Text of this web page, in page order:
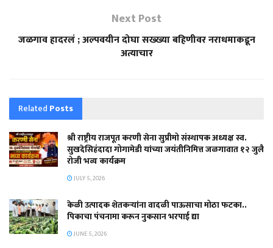
Next Post
जळगाव हादरलं ; अल्पवयीन दोघा सख्ख्या बहिणीवर नराधमाकडून
अत्याचार
Related Posts
श्री राष्ट्रीय राजपूत करणी सेना सुप्रीमो संस्थापक अध्यक्ष स्व.
सुखदेसिहंदादा गोगामेडी यांच्या जयंतीनिमित्त जळगावात १२ जुलै
रोजी भव्य कार्यक्रम
JULY 5, 2026
केळी उत्पादक शेतकऱ्यांना वादळी पाऊसाचा मोठा फटका..
पिकाचा पंचनामा करून नुकसान भरपाई द्या
JUNE 5, 2026